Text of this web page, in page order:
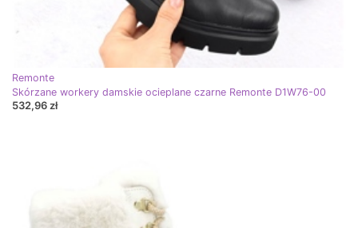
Remonte
Skórzane workery damskie ocieplane czarne Remonte D1W76-00
532,96 zł